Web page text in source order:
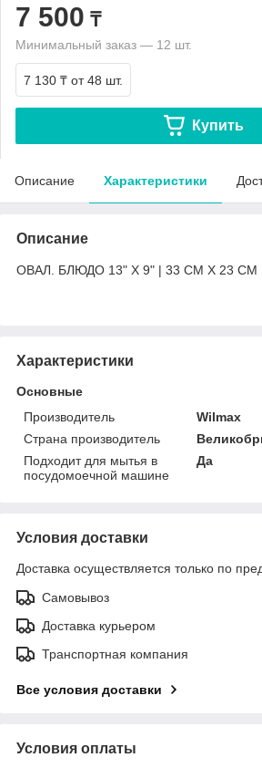
7 500 ₸
Минимальный заказ — 12 шт.
7 130 ₸ от 48 шт.
Купить
Описание Характеристики
Описание
ОВАЛ. БЛЮДО 13" X 9" | 33 CM X 23 CM
Характеристики
Основные
Производитель
Wilmax
Страна производитель
Подходит для мытья в
посудомоечной машине
Да
Условия доставки
Доставка осуществляется только по
Самовывоз
Доставка курьером
Транспортная компания
Все условия доставки
Условия оплаты